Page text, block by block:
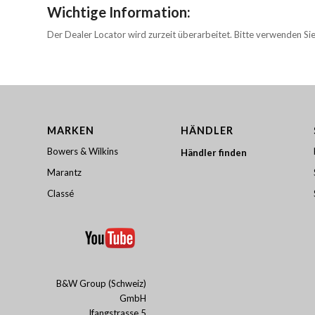
Wichtige Information:
Der Dealer Locator wird zurzeit überarbeitet. Bitte verwenden
MARKEN
Bowers & Wilkins
Marantz
Classé
B&W Group (Schweiz)
GmbH
HÄNDLER
Händler finden